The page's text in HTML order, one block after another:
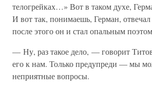
телогрейках…» Вот в таком духе,
И вот так, понимаешь, Герман,
после этого он и стал опальным
— Ну, раз такое дело, — говорит
его к нам. Только предупреди — мы
неприятные вопросы.